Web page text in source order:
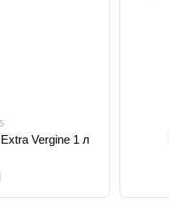
ТМ Luglio Extra Vergine 1 л